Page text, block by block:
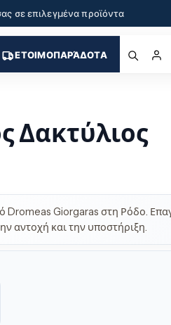
σε επιλεγμένα προϊόντα
ΕΤΟΙΜΟΠΑΡΆΔΟΤΑ
Δακτύλιος
Dromeas Giorgaras στη Ρόδο.
αντοχή και την υποστήριξη.